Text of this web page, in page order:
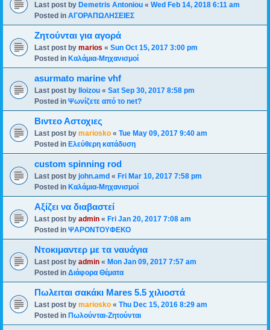
Last post by Demetris Antoniou « Wed Feb 14, 2018 6:11 am
Posted in ΑΓΟΡΑΠΩΛΗΣΕΙΕΣ
Ζητούνται για αγορά
Last post by marios « Sun Oct 15, 2017 3:00 pm
Posted in Καλάμια-Mηχανισμoί
asurmato marine vhf
Last post by lloizou « Sat Sep 30, 2017 8:58 pm
Posted in Ψωνίζετε από το net?
Βιντεο Αστοχιες
Last post by mariosko « Tue May 09, 2017 9:40 am
Posted in Ελεύθερη κατάδυση
custom spinning rod
Last post by john.amd « Fri Mar 10, 2017 7:58 pm
Posted in Καλάμια-Mηχανισμoί
Αξίζει να διαβαστεί
Last post by admin « Fri Jan 20, 2017 7:08 am
Posted in ΨΑΡΟΝΤΟΥΦΕΚΟ
Ντοκιμαντερ με τα ναυάγια
Last post by admin « Mon Jan 09, 2017 7:57 am
Posted in Διάφορα Θέματα
Πωλειται σακάκι Mares 5.5 χιλιοστά
Last post by mariosko « Thu Dec 15, 2016 8:29 am
Posted in Πωλούνται-Ζητούνται